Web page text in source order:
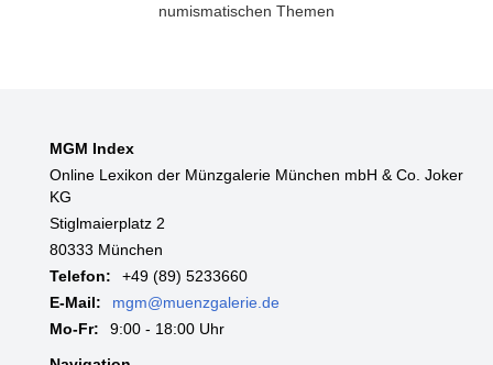
numismatischen Themen
MGM Index
Online Lexikon der Münzgalerie München mbH & Co. Joker
KG
Stiglmaierplatz 2
80333 München
Telefon:
+49 (89) 5233660
E-Mail:
mgm@muenzgalerie.de
Mo-Fr:
9:00 - 18:00 Uhr